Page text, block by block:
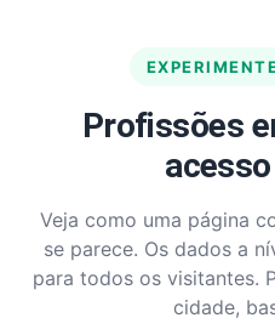
Profissões
Veja como uma página
se parece. Os dados a
para todos os visitantes.
cidade,